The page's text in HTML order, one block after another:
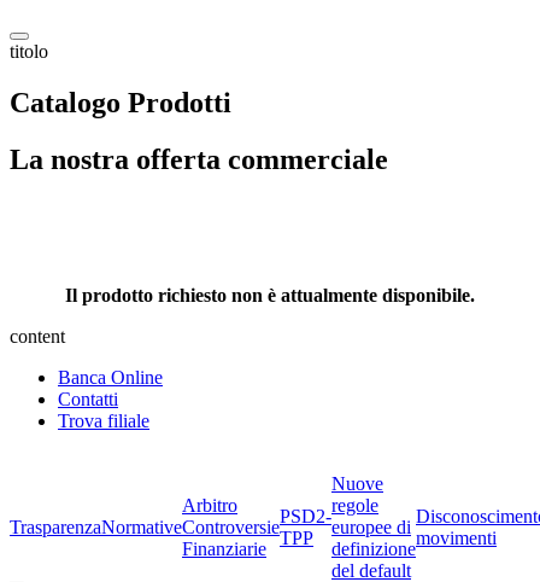
titolo
Catalogo Prodotti
La nostra offerta commerciale
Il prodotto richiesto non è attualmente disponibile.
content
Banca Online
Contatti
Trova filiale
TrasparenzaNormative
Arbitro
Controversie
Finanziarie
PSD2-
TPP
Nuove
regole
europee di
definizione
del default
movimenti